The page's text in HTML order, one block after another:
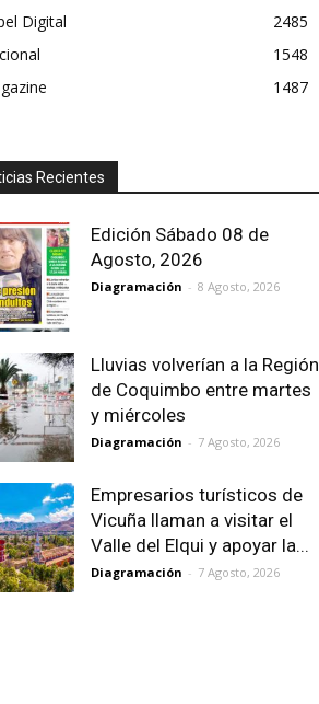
Digital
2485
1548
1487
Recientes
Edición Sábado 08 de
Agosto, 2026
Diagramación - 8 Agosto, 2026
Lluvias volverían a la Región
de Coquimbo entre martes
y miércoles
Diagramación - 7 Agosto, 2026
Empresarios turísticos de
Vicuña llaman a visitar el
Valle del Elqui y apoyar la...
Diagramación - 7 Agosto, 2026